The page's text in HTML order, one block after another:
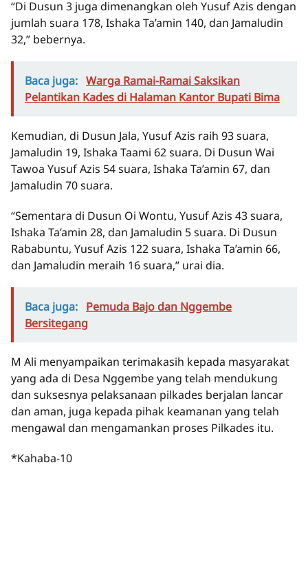
“Di Dusun 3 juga dimenangkan oleh Yusuf Azis dengan
jumlah suara 178, Ishaka Ta’amin 140, dan Jamaludin
32,” bebernya.
Baca juga: Warga Ramai-Ramai Saksikan
Pelantikan Kades di Halaman Kantor Bupati Bima
Kemudian, di Dusun Jala, Yusuf Azis raih 93 suara,
Jamaludin 19, Ishaka Taami 62 suara. Di Dusun Wai
Tawoa Yusuf Azis 54 suara, Ishaka Ta’amin 67, dan
Jamaludin 70 suara.
“Sementara di Dusun Oi Wontu, Yusuf Azis 43 suara,
Ishaka Ta’amin 28, dan Jamaludin 5 suara. Di Dusun
Rababuntu, Yusuf Azis 122 suara, Ishaka Ta’amin 66,
dan Jamaludin meraih 16 suara,” urai dia.
Baca juga: Pemuda Bajo dan Nggembe
Bersitegang
M Ali menyampaikan terimakasih kepada masyarakat
yang ada di Desa Nggembe yang telah mendukung
dan suksesnya pelaksanaan pilkades berjalan lancar
dan aman, juga kepada pihak keamanan yang telah
mengawal dan mengamankan proses Pilkades itu.
*Kahaba-10